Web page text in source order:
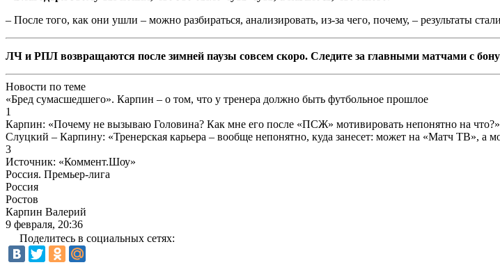
– После того, как они ушли – можно разбираться, анализировать, из-за чего, почему, – результаты
ЛЧ и РПЛ возвращаются после зимней паузы совсем скоро. Следите за главными матчами с
Новости по теме
«Бред сумасшедшего». Карпин – о том, что у тренера должно быть футбольное прошлое
1
Карпин: «Почему не вызываю Головина? Как мне его после «ПСЖ» мотивировать непонятно на что?»
Слуцкий – Карпину: «Тренерская карьера – вообще непонятно, куда занесeт: может на «Матч ТВ», а
3
Источник: «Коммент.Шоу»
Россия. Премьер-лига
Россия
Ростов
Карпин Валерий
9 февраля, 20:36
Поделитесь в социальных сетях: